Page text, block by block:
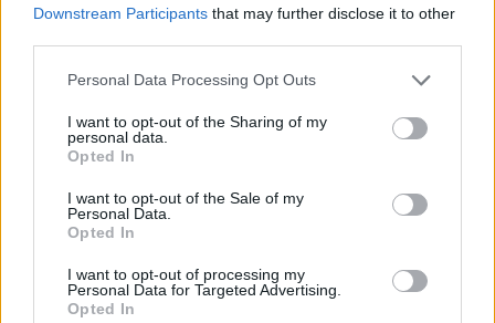
Downstream Participants that may further disclose it to other
Please note that this website/app uses one or more Google
not limited to your visit or usage behaviour. You may click to
grant or deny consent to Google and its third-party tags to
use your data for below specified purposes in below Google
consent section.
Personal Data Processing Opt Outs
I want to opt-out of the Sharing of my
personal data.
Opted In
I want to opt-out of the Sale of my
Personal Data.
Opted In
I want to opt-out of processing my
Personal Data for Targeted Advertising.
Opted In
Continua a leggere